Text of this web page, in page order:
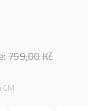
759,00Kč